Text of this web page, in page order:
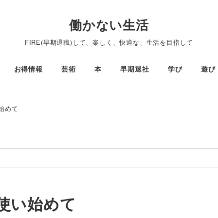
働かない生活
FIRE(早期退職)して、楽しく、快適な、生活を目指して
お得情報 芸術 本 早期退社 学び 遊び
めて
い始めて